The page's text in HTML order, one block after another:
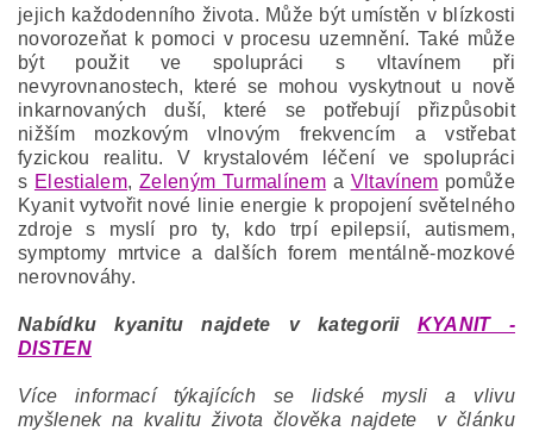
jejich každodenního života. Může být umístěn v blízkosti
novorozeňat k pomoci v procesu uzemnění. Také může
být použit ve spolupráci s vltavínem při
nevyrovnanostech, které se mohou vyskytnout u nově
inkarnovaných duší, které se potřebují přizpůsobit
nižším mozkovým vlnovým frekvencím a vstřebat
fyzickou realitu. V krystalovém léčení ve spolupráci
s Elestialem,Zeleným Turmalínem a Vltavínem pomůže
Kyanit vytvořit nové linie energie k propojení světelného
zdroje s myslí pro ty, kdo trpí epilepsií, autismem,
symptomy mrtvice a dalších forem mentálně-mozkové
nerovnováhy.
Nabídku kyanitu najdete v kategorii KYANIT -
DISTEN
Více informací týkajících se lidské mysli a vlivu
myšlenek na kvalitu života člověka najdete v článku